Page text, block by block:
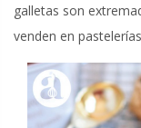
galletas son
venden en